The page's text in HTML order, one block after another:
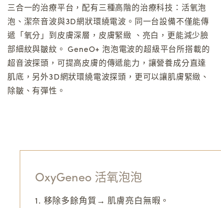
三合一的治療平台，配有三種高階的治療科技：活氧泡
泡、潔奈音波與3D網狀環繞電波。同一台設備不僅能傳
遞「氧分」到皮膚深層，皮膚緊緻 、亮白，更能減少臉
部細紋與皺紋。 GeneO+ 泡泡電波的超級平台所搭載的
超音波探頭，可提高皮膚的傳遞能力，讓營養成分直達
肌底，另外3D網狀環繞電波探頭，更可以讓肌膚緊緻、
除皺、有彈性。
OxyGeneo 活氧泡泡
1. 移除多餘角質→ 肌膚亮白無暇。